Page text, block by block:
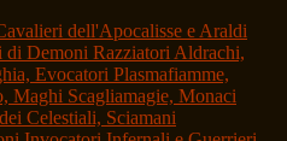
dell'Apocalisse e Araldi
di Demoni Razziatori Aldrachi,
Evocatori Plasmafiamme,
Maghi Scagliamagie, Monaci
Celestiali, Sciamani